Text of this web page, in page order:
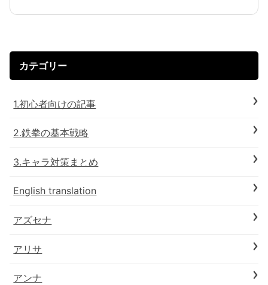
カテゴリー
1.初心者向けの記事
2.鉄拳の基本戦略
3.キャラ対策まとめ
English translation
アズセナ
アリサ
アンナ